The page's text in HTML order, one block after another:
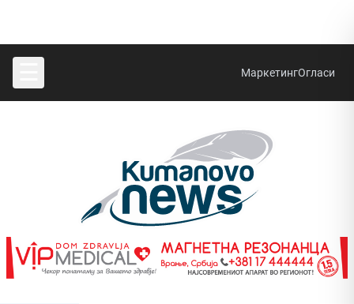
МаркетингОгласи